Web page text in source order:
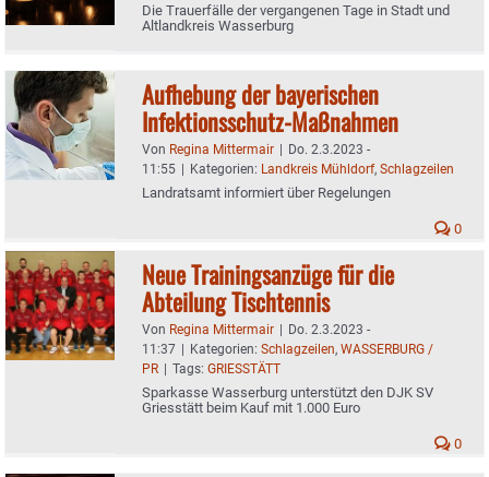
Die Trauerfälle der vergangenen Tage in Stadt und
Altlandkreis Wasserburg
Aufhebung der bayerischen
Infektionsschutz-Maßnahmen
Von Regina Mittermair | Do. 2.3.2023 -
11:55 | Kategorien: Landkreis Mühldorf, Schlagzeilen
Landratsamt informiert über Regelungen
0
Neue Trainingsanzüge für die
Abteilung Tischtennis
Von Regina Mittermair | Do. 2.3.2023 -
11:37 | Kategorien: Schlagzeilen, WASSERBURG /
PR | Tags: GRIESSTÄTT
Sparkasse Wasserburg unterstützt den DJK SV
Griesstätt beim Kauf mit 1.000 Euro
0